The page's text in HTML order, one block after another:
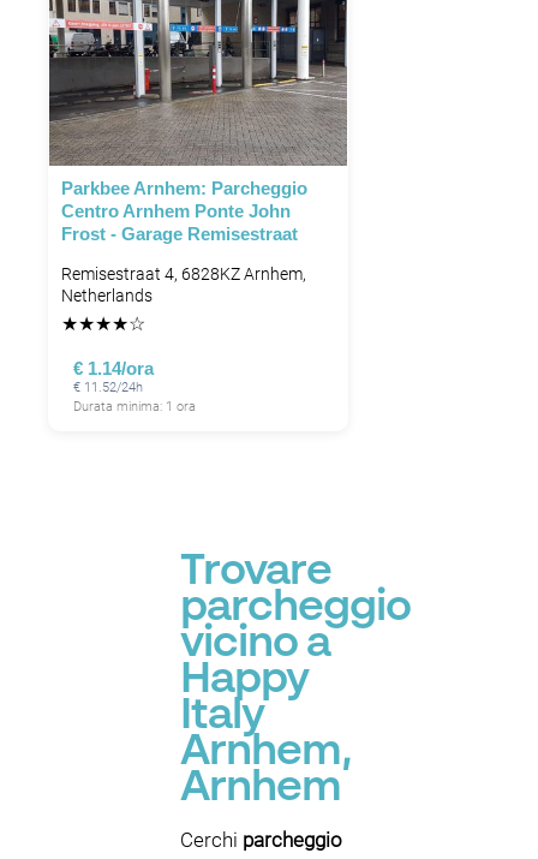
Parkbee Arnhem: Parcheggio
Centro Arnhem Ponte John
Frost - Garage Remisestraat
Remisestraat 4, 6828KZ Arnhem,
Netherlands
★★★★☆
€ 1.14/ora
€ 11.52/24h
Durata minima: 1 ora
Trovare
parcheggio
vicino a
Happy
Italy
Arnhem,
Arnhem
Cerchi parcheggio